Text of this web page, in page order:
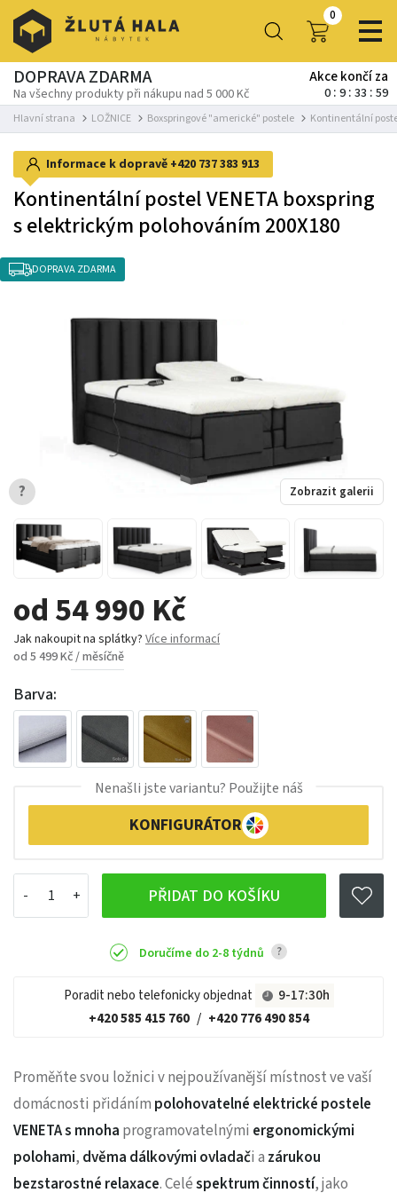
0
DOPRAVA ZDARMA
Na všechny produkty při nákupu nad 5 000 Kč
Akce končí za
0 9 33 58
Hlavní strana LOŽNICE Boxspringové "americké" postele Kontinentální
od 54 990 Kč
Jak nakoupit na splátky? Více informací
od 5 499 Kč / měsíčně
Barva:
PŘIDAT DO KOŠÍKU
Nenašli jste variantu? Použijte náš
KONFIGURÁTOR
Doručíme do 2-8 týdnů ?
Poradit nebo telefonicky objednat
9-17:30h
+420 585 415 760 / +420 776 490 854
Informace k dopravě +420 737 383 913
Kontinentální postel VENETA boxspring
s elektrickým polohováním 200X180
DOPRAVA ZDARMA
Zobrazit galerii
?
Proměňte svou ložnici v nejpoužívanější místnost ve vaší
domácnosti přidáním polohovatelné elektrické postele
VENETAs mnoha programovatelnými ergonomickými
polohami, dvěma dálkovými ovladači a zárukou
bezstarostné relaxace. Celéspektrum činností, jako